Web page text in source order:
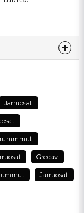
Jarruosat
Grecav
Jarruosat